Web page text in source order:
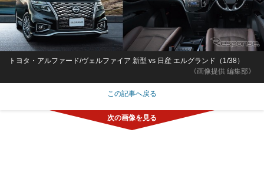
《画像提供 編集部》
トヨタ・アルファード/ヴェルファイア 新型 vs 日産 エルグランド（1/38）
この記事へ戻る